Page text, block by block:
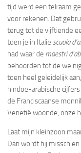
tijd werd een telraam
voor rekenen. Dat
terug tot de vijftiende
toen je in Italië scuola
had waar de maestri
behoorden tot de
toen heel geleidelijk
hindoe-arabische
de Franciscaanse
Venetië woonde, onze
Laat mijn kleinzoon
Dan wordt hij